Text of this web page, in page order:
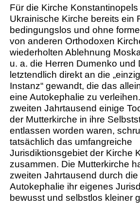
Für die Kirche
Ukrainische Kirche bereits ein
bedingungslos und ohne
von anderen Orthodoxen
wiederholten Ablehnung
u. a. die Herren Dumenko und
letztendlich direkt an die
Instanz“ gewandt, die das
eine Autokephalie zu
zweiten Jahrtausend einige
der Mutterkirche in ihre
entlassen worden waren,
tatsächlich das umfangreiche
Jurisdiktionsgebiet der Kirche
zusammen. Die Mutterkirche
zweiten Jahrtausend durch
Autokephalie ihr eigenes
bewusst und selbstlos kleiner